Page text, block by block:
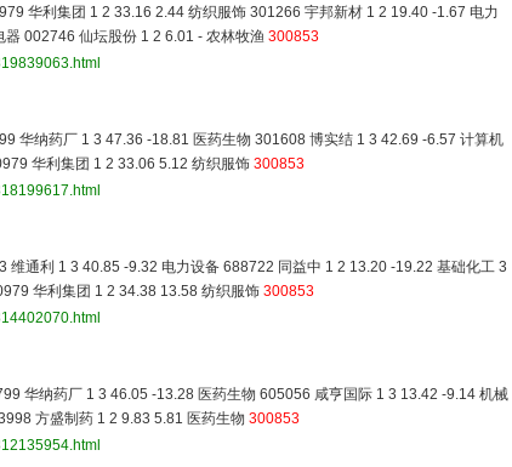
华利集团 1 2 33.16 2.44 纺织服饰 301266 宇邦新材 1 2 19.40 -1.67 电力
002746 仙坛股份 1 2 6.01 - 农林牧渔 300853
华纳药厂 1 3 47.36 -18.81 医药生物 301608 博实结 1 3 42.69 -6.57 计算机
华利集团 1 2 33.06 5.12 纺织服饰 300853
维通利 1 3 40.85 -9.32 电力设备 688722 同益中 1 2 13.20 -19.22 基础化工 3
华利集团 1 2 34.38 13.58 纺织服饰 300853
华纳药厂 1 3 46.05 -13.28 医药生物 605056 咸亨国际 1 3 13.42 -9.14 机械
方盛制药 1 2 9.83 5.81 医药生物 300853